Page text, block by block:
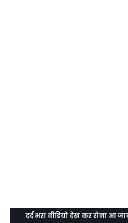
दर्द भरा वीडियो देख कर रोना आ